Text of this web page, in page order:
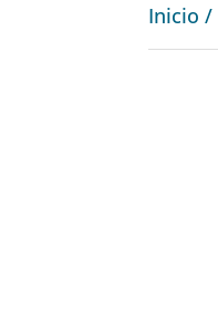
Inicio /